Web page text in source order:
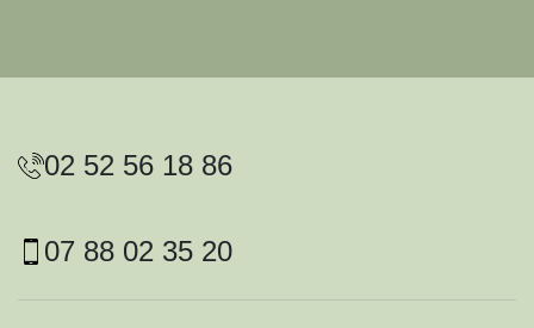
02 52 56 18 86
07 88 02 35 20